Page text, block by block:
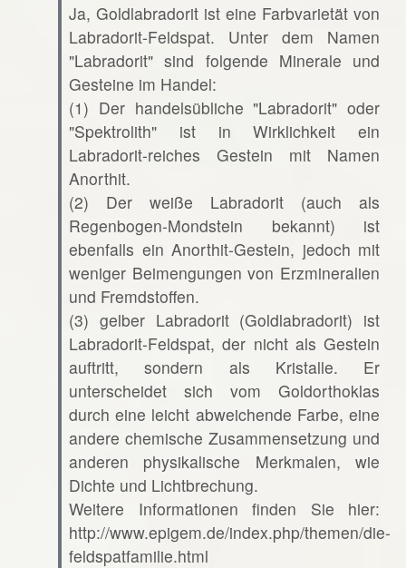
Ja, Goldlabradorit ist eine Farbvarietät von
Labradorit-Feldspat. Unter dem Namen
"Labradorit" sind folgende Minerale und
Gesteine im Handel:
(1) Der handelsübliche "Labradorit" oder
"Spektrolith" ist in Wirklichkeit ein
Labradorit-reiches Gestein mit Namen
Anorthit.
(2) Der weiße Labradorit (auch als
Regenbogen-Mondstein bekannt) ist
ebenfalls ein Anorthit-Gestein, jedoch mit
weniger Beimengungen von Erzmineralien
und Fremdstoffen.
(3) gelber Labradorit (Goldlabradorit) ist
Labradorit-Feldspat, der nicht als Gestein
auftritt, sondern als Kristalle. Er
unterscheidet sich vom Goldorthoklas
durch eine leicht abweichende Farbe, eine
andere chemische Zusammensetzung und
anderen physikalische Merkmalen, wie
Dichte und Lichtbrechung.
Weitere Informationen finden Sie hier:
http://www.epigem.de/index.php/themen/die-
feldspatfamilie.html